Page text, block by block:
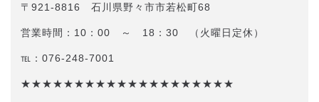
〒921-8816 石川県野々市市若松町68
営業時間：10：00 ～ 18：30 （火曜日定休）
℡：076-248-7001
★★★★★★★★★★★★★★★★★★★★